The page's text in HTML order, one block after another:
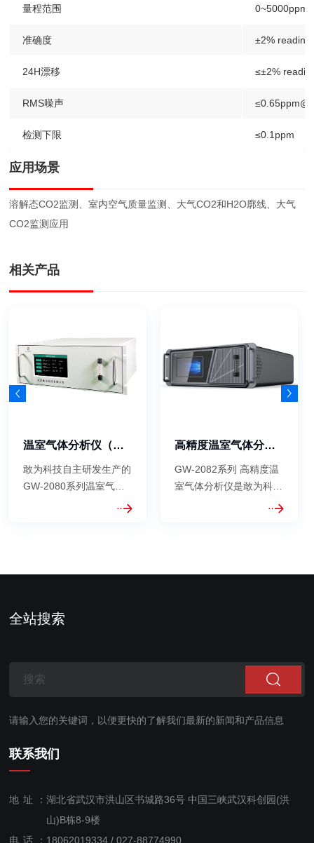
量程范围 0~5000ppm
准确度 ±2% reading
24H漂移 ≤±2%
RMS噪声
检测下限 ≤0.1ppm
应用场景
溶解态CO2监测、室内空气质量监测、大气CO2和H2O廓线、大气
CO2监测应用
相关产品
高精度温室气体分析仪
GW-2082系列 高精度温
室气体分析仪是敢为科技
温室气体分析仪（环境空气）
敢为科技自主研发生产的
GW-2080系列温室气体
分析仪，主要基于非分散
此仪器主要测量CO2、
全站搜索
请输入您的关键词，以便更快的了解我们最新的新闻和产品信息
联系我们
地址： 湖北省武汉市洪山区书城路36号 中国三峡武汉科创园(洪
山)B栋8-9楼
电话： 18062019334 / 027-88774990